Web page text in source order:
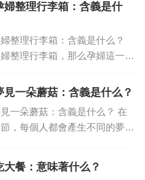
接下來，我們就來探討下夢見
爸掏大便是什么意...
婦整理行李箱：含義是什
整理行李箱：含義是什么？
整理行李箱，那么孕婦這一角
可能發生的事情，同時也可能
李箱的情景，更多的表示你...
見一朵蘑菇：含義是什么？
一朵蘑菇：含義是什么？ 在
，每個人都會產生不同的夢
，那么它的含義是什么呢？其
大餐：意味著什么？